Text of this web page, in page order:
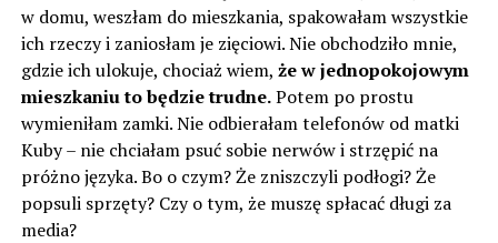
w domu, weszłam do mieszkania, spakowałam wszystkie
ich rzeczy i zaniosłam je zięciowi. Nie obchodziło mnie,
gdzie ich ulokuje, chociaż wiem, że w jednopokojowym
mieszkaniu to będzie trudne.Potem po prostu
wymieniłam zamki. Nie odbierałam telefonów od matki
Kuby – nie chciałam psuć sobie nerwów i strzępić na
próżno języka. Bo o czym? Że zniszczyli podłogi? Że
popsuli sprzęty? Czy o tym, że muszę spłacać długi za
media?